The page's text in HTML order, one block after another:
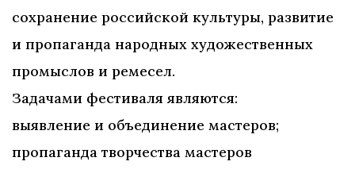
сохранение российской культуры, развитие
и пропаганда народных художественных
промыслов и ремесел.
Задачами фестиваля являются:
выявление и объединение мастеров;
пропаганда творчества мастеров